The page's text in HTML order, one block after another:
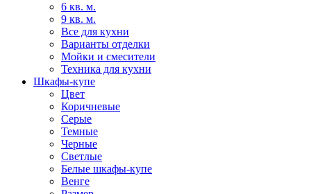
6 кв. м.
9 кв. м.
Все для кухни
Варианты отделки
Мойки и смесители
Техника для кухни
Шкафы-купе
Цвет
Коричневые
Серые
Темные
Черные
Светлые
Белые шкафы-купе
Венге